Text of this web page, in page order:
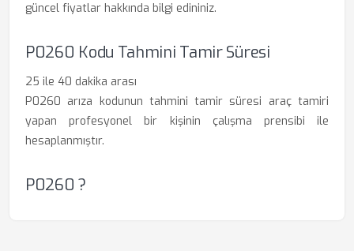
güncel fiyatlar hakkında bilgi edininiz.
P0260 Kodu Tahmini Tamir Süresi
25 ile 40 dakika arası
P0260 arıza kodunun tahmini tamir süresi araç tamiri
yapan profesyonel bir kişinin çalışma prensibi ile
hesaplanmıştır.
P0260 ?